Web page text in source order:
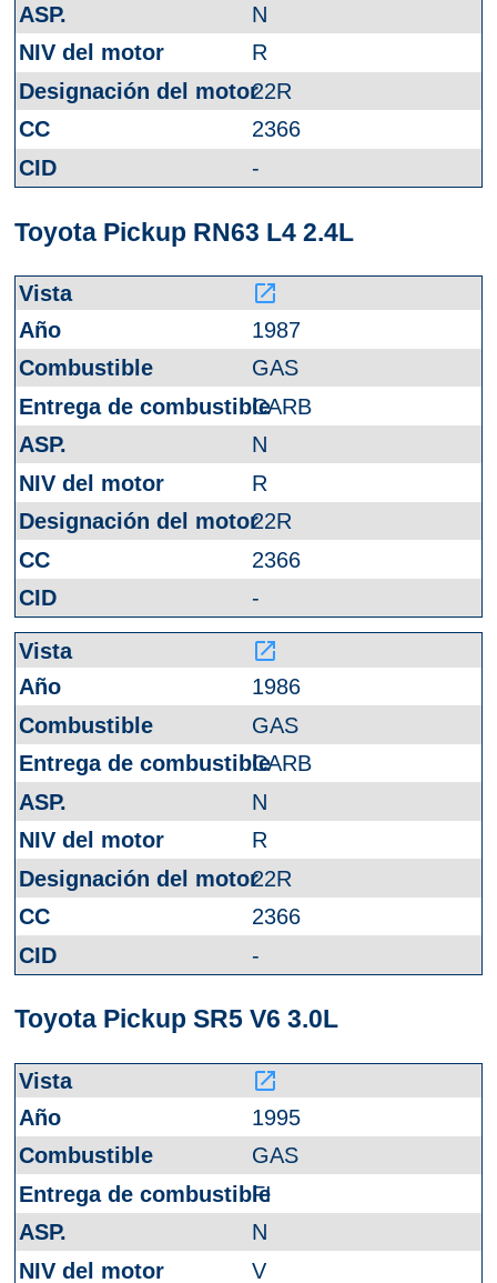
N
R
22R
2366
-
Toyota Pickup RN63 L4 2.4L
launch
1987
GAS
CARB
N
R
22R
2366
-
launch
1986
GAS
CARB
N
R
22R
2366
-
Toyota Pickup SR5 V6 3.0L
launch
1995
GAS
FI
N
V